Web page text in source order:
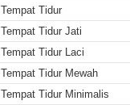
Tempat Tidur
Tempat Tidur Jati
Tempat Tidur Laci
Tempat Tidur Mewah
Tempat Tidur Minimalis